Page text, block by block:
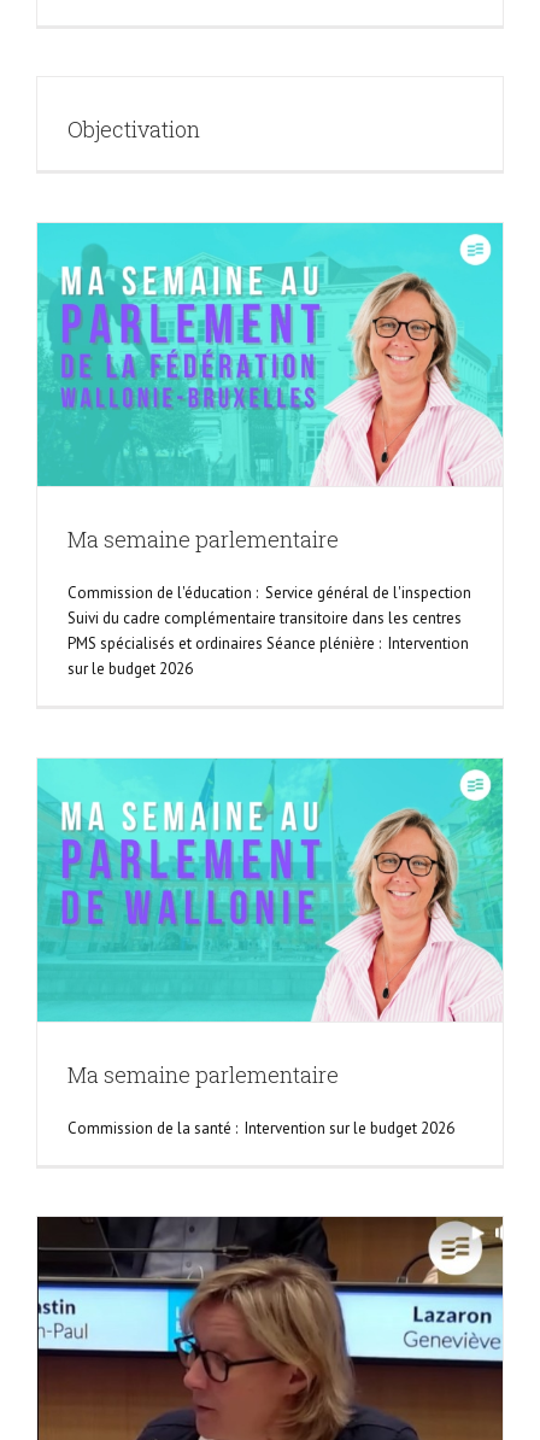
Objectivation
Ma semaine parlementaire
Commission de l'éducation : Service général de l'inspection
Suivi du cadre complémentaire transitoire dans les centres
PMS spécialisés et ordinaires Séance plénière : Intervention
sur le budget 2026
Ma semaine parlementaire
Commission de la santé : Intervention sur le budget 2026